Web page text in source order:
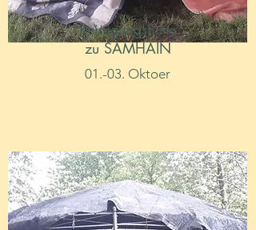
Reinigungshütte
zu SAMHAIN
01.-03. Oktoer